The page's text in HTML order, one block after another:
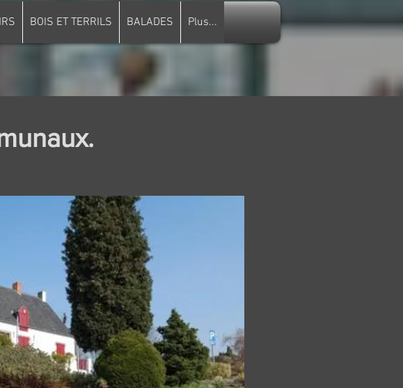
BOIS ET TERRILS BALADES Plus...